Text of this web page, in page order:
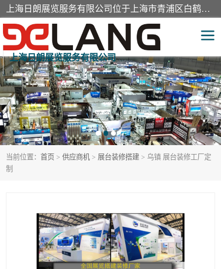
上海日朗展览服务有限公司位于上海市青浦区白鹤镇，营业范围有展览展示会务服务，室内装饰设计及施工，展示道具设计制作，舞台设计，图文设计，灯箱制作，园林绿化工程，广告装潢材料，建筑材料，办公用品，工艺礼品日用百货销售。
上海日朗展览服务有限公司
当前位置： 首页 > 供应商机 > 展台装修搭建 > 乌镇 展台装修工厂定
制
展台装修搭建 活动会议执行
展厅装修 专柜制作
展会装修设计 展会搭建
活动策划 展会服务